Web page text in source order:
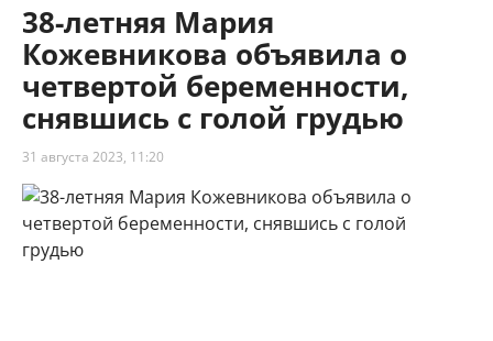
38-летняя Мария
Кожевникова объявила о
четвертой беременности,
снявшись с голой грудью
31 августа 2023, 11:20